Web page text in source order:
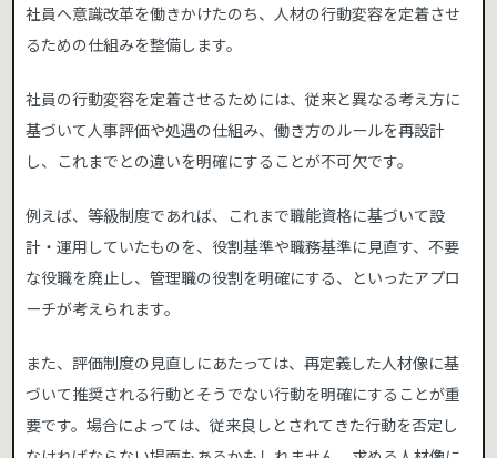
社員へ意識改革を働きかけたのち、人材の行動変容を定着させ
るための仕組みを整備します。
社員の行動変容を定着させるためには、従来と異なる考え方に
基づいて人事評価や処遇の仕組み、働き方のルールを再設計
し、これまでとの違いを明確にすることが不可欠です。
例えば、等級制度であれば、これまで職能資格に基づいて設
計・運用していたものを、役割基準や職務基準に見直す、不要
な役職を廃止し、管理職の役割を明確にする、といったアプロ
ーチが考えられます。
また、評価制度の見直しにあたっては、再定義した人材像に基
づいて推奨される行動とそうでない行動を明確にすることが重
要です。場合によっては、従来良しとされてきた行動を否定し